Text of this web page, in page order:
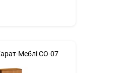
Меблі СО-07